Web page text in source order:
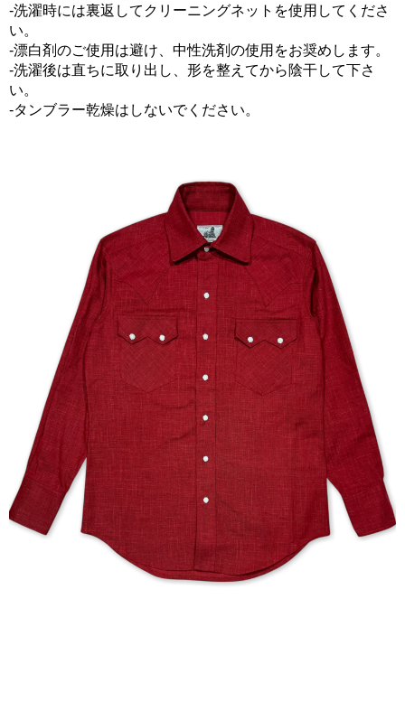
-洗濯時には裏返してクリーニングネットを使用してくださ
い。
-漂白剤のご使用は避け、中性洗剤の使用をお奨めします。
-洗濯後は直ちに取り出し、形を整えてから陰干して下さ
い。
-タンブラー乾燥はしないでください。